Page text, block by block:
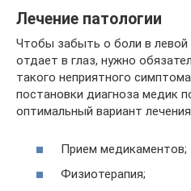
Лечение патологии
Чтобы забыть о боли в левой
отдает в глаз, нужно
такого неприятного
постановки диагноза медик
оптимальный вариант
Прием медикаментов;
Физиотерапия;